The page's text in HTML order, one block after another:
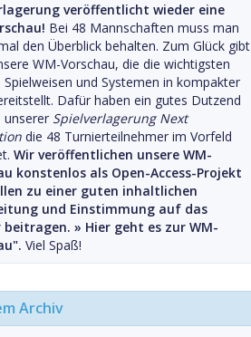
veröffentlicht wieder eine
Bei 48 Mannschaften muss man
den Überblick behalten. Zum Glück gibt
WM-Vorschau, die die wichtigsten
Spielweisen und Systemen in kompakter
Dafür haben ein gutes Dutzend
unserer Spielverlagerung Next
die 48 Turnierteilnehmer im Vorfeld
Wir veröffentlichen unsere WM-
konstenlos als Open-Access-Projekt
zu einer guten inhaltlichen
und Einstimmung auf das
beitragen. » Hier geht es zur WM-
Viel Spaß!
Archiv